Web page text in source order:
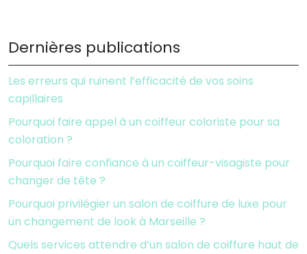
Dernières publications
Les erreurs qui ruinent l’efficacité de vos soins
capillaires
Pourquoi faire appel à un coiffeur coloriste pour sa
coloration ?
Pourquoi faire confiance à un coiffeur-visagiste pour
changer de tête ?
Pourquoi privilégier un salon de coiffure de luxe pour
un changement de look à Marseille ?
Quels services attendre d’un salon de coiffure haut de